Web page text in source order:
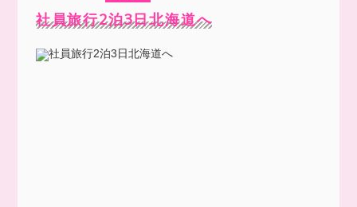
社員旅行2泊3日北海道へ